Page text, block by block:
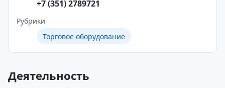
+7 (351) 2789721
Рубрики
Торговое оборудование
Деятельность